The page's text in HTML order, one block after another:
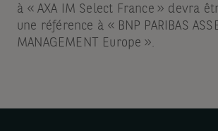
à « AXA IM Select France » devra
une référence à « BNP PARIBAS
MANAGEMENT Europe ».